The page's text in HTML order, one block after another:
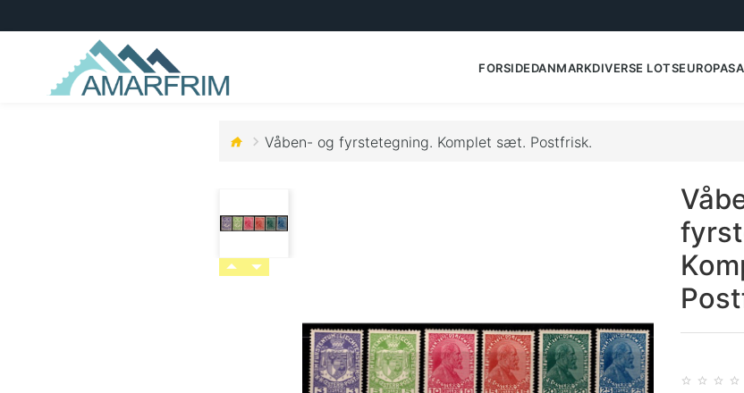
FORSIDEDANMARKDIVERSE LOTSEUROPA
Våben- og fyrstetegning. Komplet sæt. Postfrisk.